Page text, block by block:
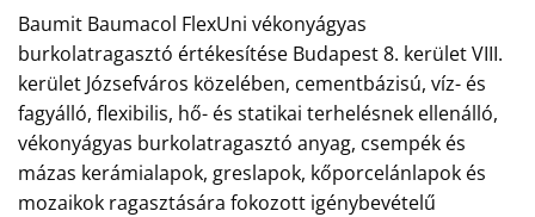
Baumit Baumacol FlexUni vékonyágyas
burkolatragasztó értékesítése Budapest 8. kerület VIII.
kerület Józsefváros közelében, cementbázisú, víz- és
fagyálló, flexibilis, hő- és statikai terhelésnek ellenálló,
vékonyágyas burkolatragasztó anyag, csempék és
mázas kerámialapok, greslapok, kőporcelánlapok és
mozaikok ragasztására fokozott igénybevételű